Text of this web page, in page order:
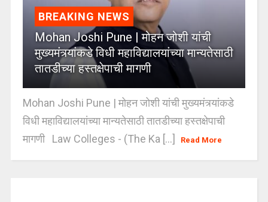
BREAKING NEWS
Mohan Joshi Pune | मोहन जोशी यांची
मुख्यमंत्र्यांकडे विधी महाविद्यालयांच्या मान्यतेसाठी
तातडीच्या हस्तक्षेपाची मागणी
Mohan Joshi Pune | मोहन जोशी यांची मुख्यमंत्र्यांकडे
विधी महाविद्यालयांच्या मान्यतेसाठी तातडीच्या हस्तक्षेपाची
मागणी Law Colleges - (The Ka [...]
Read More